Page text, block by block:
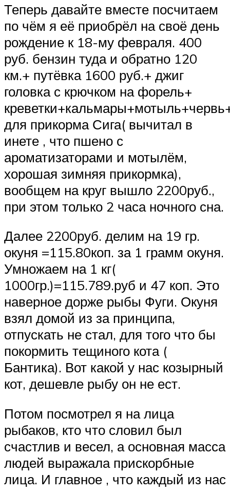
Теперь давайте вместе посчитаем
по чём я её приобрёл на своё день
рождение к 18-му февраля. 400
руб. бензин туда и обратно 120
км.+ путёвка 1600 руб.+ джиг
головка с крючком на форель+
для прикорма Сига( вычитал в
инете , что пшено с
ароматизаторами и мотылём,
хорошая зимняя прикормка),
вообщем на круг вышло 2200руб.,
при этом только 2 часа ночного сна.
Далее 2200руб. делим на 19 гр.
окуня =115.80коп. за 1 грамм окуня.
Умножаем на 1 кг(
1000гр.)=115.789.руб и 47 коп. Это
наверное дорже рыбы Фуги. Окуня
взял домой из за принципа,
отпускать не стал, для того что бы
покормить тещиного кота (
Бантика). Вот какой у нас козырный
кот, дешевле рыбу он не ест.
Потом посмотрел я на лица
рыбаков, кто что словил был
счастлив и весел, а основная масса
людей выражала прискорбные
лица. И главное , что каждый из нас